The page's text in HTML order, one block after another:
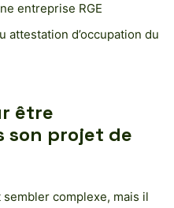
entreprise RGE
d’occupation du
être
son projet de
complexe, mais il